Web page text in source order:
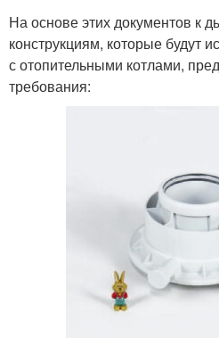
На основе этих документов к
конструкциям, которые будут
с отопительными котлами,
требования: